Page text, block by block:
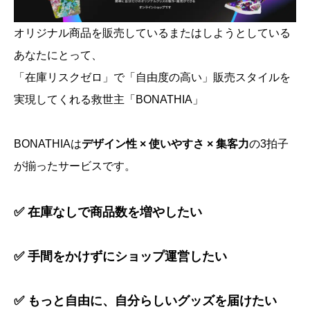
オリジナル商品を販売しているまたはしようとしている
あなたにとって、
「在庫リスクゼロ」で「自由度の高い」販売スタイルを
実現してくれる救世主「BONATHIA」
BONATHIAはデザイン性 × 使いやすさ × 集客力の3拍子
が揃ったサービスです。
✅ 在庫なしで商品数を増やしたい
✅ 手間をかけずにショップ運営したい
✅ もっと自由に、自分らしいグッズを届けたい